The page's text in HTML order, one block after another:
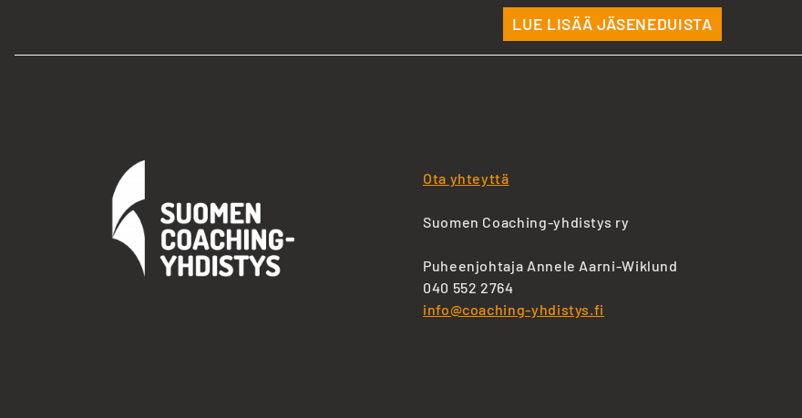
LUE LISÄÄ JÄSENEDUISTA
Ota yhteyttä
Suomen Coaching-yhdistys ry
Puheenjohtaja Annele Aarni-Wiklund
040 552 2764
info@coaching-yhdistys.fi